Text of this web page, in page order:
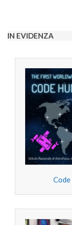
IN EVIDENZA